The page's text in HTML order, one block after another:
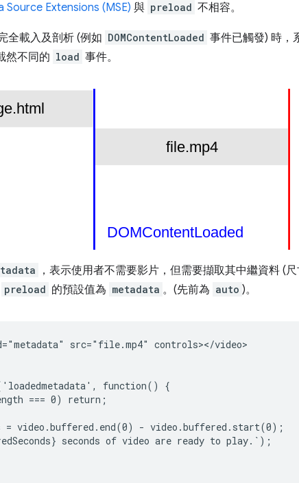
Source Extensions (MSE) 與 preload 不相容。
全載入及剖析 (例如 DOMContentLoaded 事件已觸發) 時，
然不同的 load 事件。
，表示使用者不需要影片，但需要擷取其中繼資料 (
preload 的預設值為 metadata 。(先前為 auto )。
src="file.mp4" controls></video>
function() {
=== 0) return;
= video.buffered.end(0) - video.buffered.start(0);
seconds of video are ready to play.`);